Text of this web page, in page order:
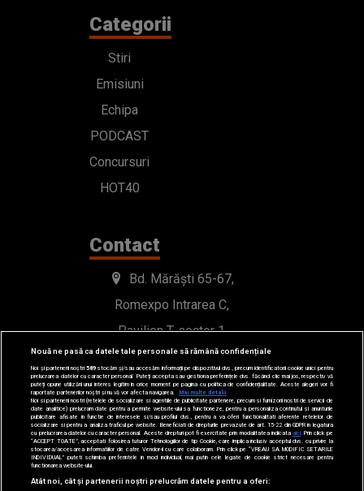
Categorii
Stiri
Emisiuni
Echipa
PODCAST
Concursuri
HOT40
Contact
Bd. Mărăști 65-67,
Romexpo Intrarea C,
Pavilion T, sector 1
office@radioimpuls.ro
LIVE : 0754-222.999
WhatsApp: 0754-222.999
Nouă ne pasă ca datele tale personale să rămână confidențiale
Noi și partenerii noștri589stocăm și/sau accesăm informații pe dispozitivul dvs., precum identificatorii cookie unici pentru
prelucrarea datelor cu caracter personal. Puteți accepta sau gestiona preferințele dvs. făcând clic mai jos, respectiv vă
puteți opune utilizării unui interes legitim în orice moment pe pagina cu politica de confidențialitate. Aceste alegeri vor fi
raportate partenerilor noștri și nu vă vor afecta navigarea.
Mai multe detalii
Noi si partenerii nostri (retelele de socializare si agentiile de publicitate partenere, precum si furnizorii nostri de servicii de
date analitice) prelucram date pentru a permite website-ului sa functioneze, pentru a personaliza continutul si anunturile
publicitare afisate in functie de interesele si/sau profilul dvs., pentru a va oferi functionalitati aferente retelelor de
socializare si pentru a analiza traficul pe website. Beneficiati de drepturile prevazute de art. 15-22 din GDPR in legatura
cu prelucrarea datelor cu caracter personal. Aceste drepturi pot fi exercitate prin modalitatea indicataaici . Prin click pe
“ACCEPT TOATE”, acceptati folosirea tuturor Tehnologiilor de tip Cookie, care implica inclusiv acceptul dvs. cu privire la
stocarea/accesarea informatiilor de catre Vendor-ii cu care colaboram. Prin click pe “VREAU SA MODIFIC SETARILE
INDIVIDUAL” puteti schimba preferintele in mod individual, mai putin cele legate de cookie strict necesare pentru
functionarea website-ului.
Atât noi, cât și partenerii noștri prelucrăm datele pentru a oferi: